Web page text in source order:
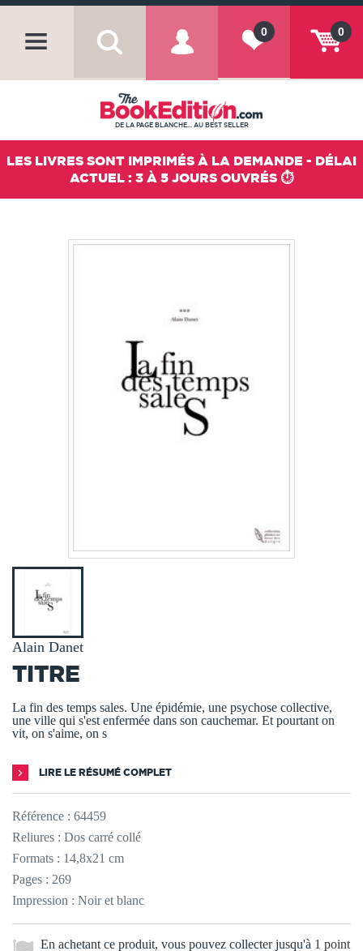
0
0
DE LA PAGE BLANCHE... AU BEST SELLER
LES LIVRES SONT IMPRIMÉS À LA DEMANDE - DÉLAI
ACTUEL : 3 À 5 JOURS OUVRÉS ⏱️
Alain Danet
TITRE
La fin des temps sales. Une épidémie, une psychose collective,
une ville qui s'est enfermée dans son cauchemar. Et pourtant on
vit, on s'aime, on s
LIRE LE RÉSUMÉ COMPLET
Référence : 64459
Reliures : Dos carré collé
Formats : 14,8x21 cm
Pages : 269
Impression : Noir et blanc
En achetant ce produit, vous pouvez collecter jusqu'à 1 point